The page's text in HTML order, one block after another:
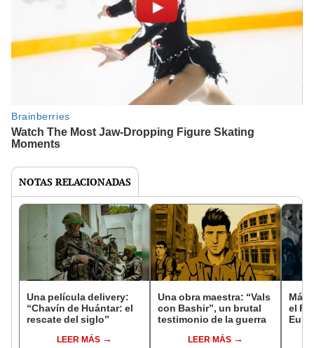
NOTAS RELACIONADAS
Una película delivery:
“Chavín de Huántar: el
rescate del siglo”
LEER MÁS
Una obra maestra: “Vals
con Bashir”, un brutal
testimonio de la guerra
LEER MÁS
Más
el